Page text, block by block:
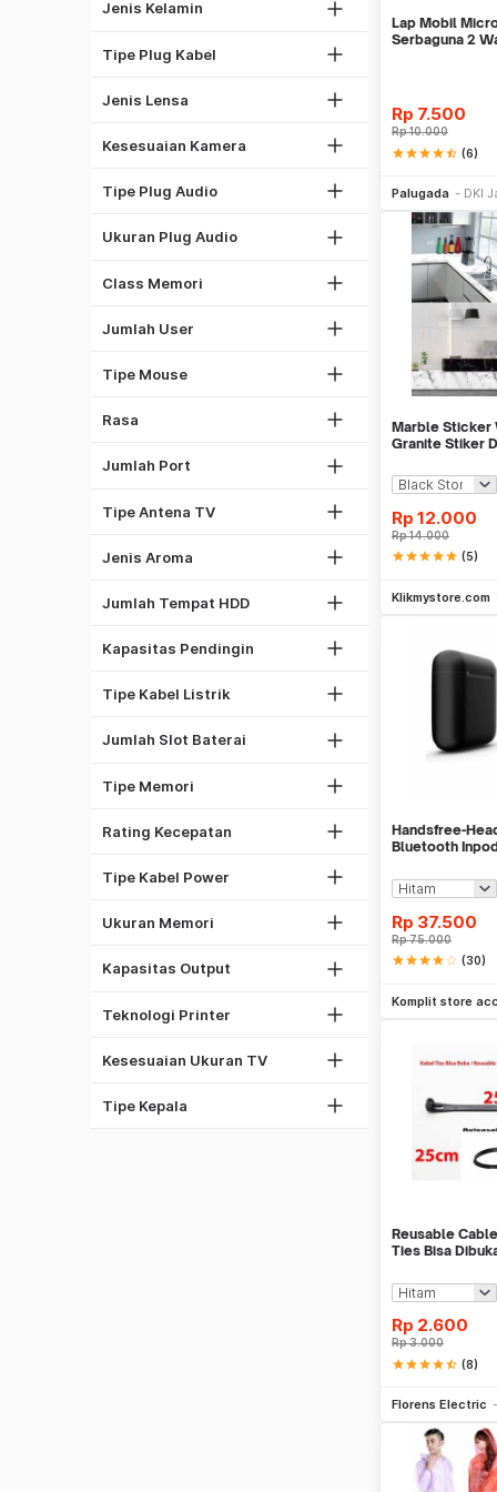
Jenis Kelamin
Wanita
Tipe Plug Kabel
Lihat Semua
Jenis Lensa
Lensa Plus
Lensa Anti Blueray
Lensa Photochromic
Kesesuaian Kamera
Nikon
GoPro
Tipe Plug Audio
RCA
Ukuran Plug Audio
3.5 mm
2.5 mm
Class Memori
Class 6
Class 10
Jumlah User
3
Tipe Mouse
Mouse Wired
Rasa
Strawberry
Ayam
Sapi
Lihat Semua
Jumlah Port
1 Port
3 Port
6 Port
10 Port
Tipe Antena TV
Antena Grid
Antena Omni
Jenis Aroma
Citrus
Fruity
Spicy
Jumlah Tempat HDD
5
Kapasitas Pendingin
2 PK
Tipe Kabel Listrik
Kabel NYM
Jumlah Slot Baterai
2
8
Tipe Memori
DDR3
Rating Kecepatan
2133 Mhz
Tipe Kabel Power
Kabel Listrik
Kabel PSU Komputer
Ukuran Memori
4GB
32GB
Kapasitas Output
550W
Teknologi Printer
Dot Matrix
Thermal Printer
Kesesuaian Ukuran TV
32"
60"
Tipe Kepala
Obeng Set
Lap Mobil
Serbaguna 2
Rp 7.500
Rp10.000
starstarstarstarstar_half (6)
Palugada DKI
Marble Sticker
Granite Stiker
Rp 12.000
Rp14.000
starstarstarstarstar (5)
Klikmystore.com
Handsfree-
Bluetooth
Rp 37.500
Rp75.000
starstarstarstarstar_border (30)
Komplit store acc
Reusable
Ties Bisa
Rp 2.600
Rp3.000
starstarstarstarstar_half (8)
Florens Electric